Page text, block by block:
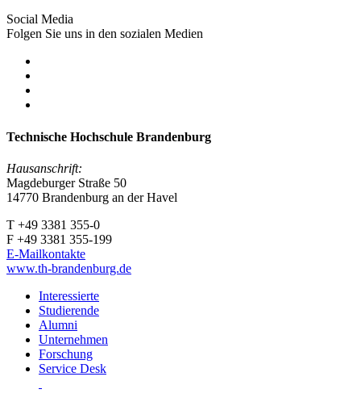
Social Media
Folgen Sie uns in den sozialen Medien
Technische Hochschule Brandenburg
Hausanschrift:
Magdeburger Straße 50
14770 Brandenburg an der Havel
T +49 3381 355-0
F +49 3381 355-199
E-Mailkontakte
www.th-brandenburg.de
Interessierte
Studierende
Alumni
Unternehmen
Forschung
Service Desk